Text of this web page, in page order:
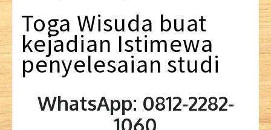
Toga Wisuda buat
kejadian Istimewa
penyelesaian studi
WhatsApp: 0812-2282-
1060